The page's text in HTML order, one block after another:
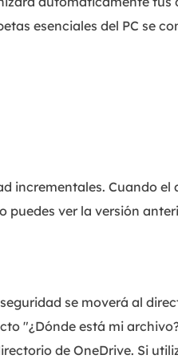
esenciales del PC se
incrementales. Cuando el
puedes ver la versión
se moverá al
"¿Dónde está mi
de OneDrive. Si